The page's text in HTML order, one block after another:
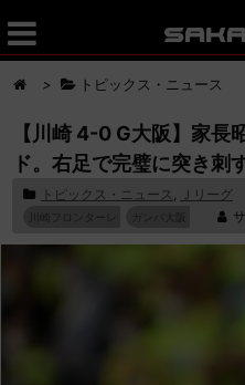
> トピックス・ニュース
【川崎 4-0 G大阪】家長
ド。右足で完璧に突き刺
トピックス・ニュース , Ｊリーグ